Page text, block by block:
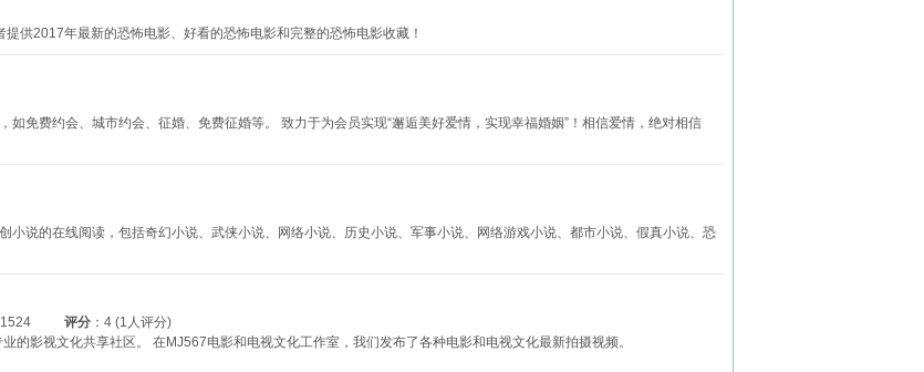
供2017年最新的恐怖电影、好看的恐怖电影和完整的恐怖电影收藏！
免费约会、城市约会、征婚、免费征婚等。 致力于为会员实现“邂逅美好爱情，实现幸福婚姻”！相信爱情，绝对相信
说的在线阅读，包括奇幻小说、武侠小说、网络小说、历史小说、军事小说、网络游戏小说、都市小说、假真小说、恐
1524 评分 ：4 (1人评分)
的影视文化共享社区。 在MJ567电影和电视文化工作室，我们发布了各种电影和电视文化最新拍摄视频。